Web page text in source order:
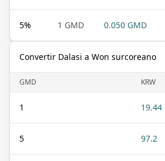
5% 1 GMD 0.050 GMD
Convertir Dalasi a Won surcoreano
GMD KRW
1 19.44
5 97.2